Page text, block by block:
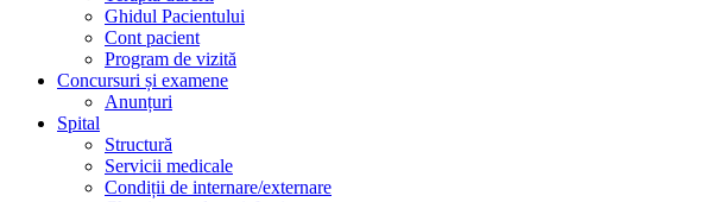
Ghidul Pacientului
Cont pacient
Program de vizită
Concursuri și examene
Anunțuri
Spital
Structură
Servicii medicale
Condiții de internare/externare